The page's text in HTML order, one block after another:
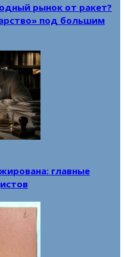
рынок от ракет?
под большим
главные